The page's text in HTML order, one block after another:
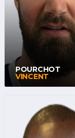
POURCHOT
VINCENT